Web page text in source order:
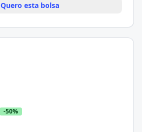
Quero esta bolsa
-50%